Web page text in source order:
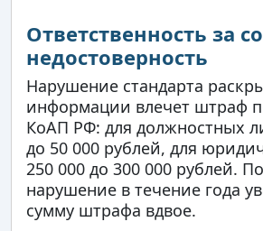
Ответственность за
недостоверность
Нарушение стандарта
информации влечет штраф
КоАП РФ: для должностных
до 50 000 рублей, для
250 000 до 300 000 рублей.
нарушение в течение года
сумму штрафа вдвое.